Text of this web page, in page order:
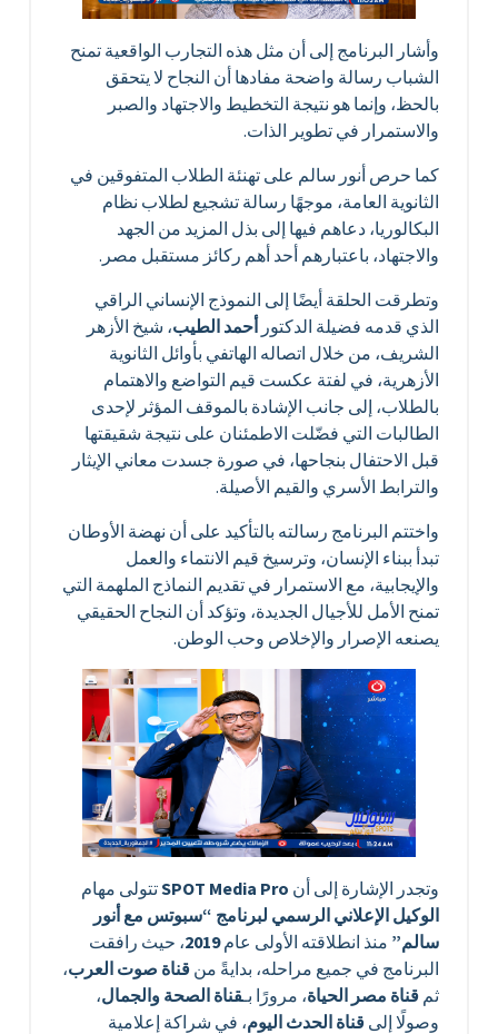
وأشار البرنامج إلى أن مثل هذه التجارب الواقعية تمنح
الشباب رسالة واضحة مفادها أن النجاح لا يتحقق
بالحظ، وإنما هو نتيجة التخطيط والاجتهاد والصبر
والاستمرار في تطوير الذات.
كما حرص أنور سالم على تهنئة الطلاب المتفوقين في
الثانوية العامة، موجهًا رسالة تشجيع لطلاب نظام
البكالوريا، دعاهم فيها إلى بذل المزيد من الجهد
والاجتهاد، باعتبارهم أحد أهم ركائز مستقبل مصر.
وتطرقت الحلقة أيضًا إلى النموذج الإنساني الراقي
الذي قدمه فضيلة الدكتور أحمد الطيب، شيخ الأزهر
الشريف، من خلال اتصاله الهاتفي بأوائل الثانوية
الأزهرية، في لفتة عكست قيم التواضع والاهتمام
بالطلاب، إلى جانب الإشادة بالموقف المؤثر لإحدى
الطالبات التي فضّلت الاطمئنان على نتيجة شقيقتها
قبل الاحتفال بنجاحها، في صورة جسدت معاني الإيثار
والترابط الأسري والقيم الأصيلة.
واختتم البرنامج رسالته بالتأكيد على أن نهضة الأوطان
تبدأ ببناء الإنسان، وترسيخ قيم الانتماء والعمل
والإيجابية، مع الاستمرار في تقديم النماذج الملهمة التي
تمنح الأمل للأجيال الجديدة، وتؤكد أن النجاح الحقيقي
يصنعه الإصرار والإخلاص وحب الوطن.
وتجدر الإشارة إلى أنSPOT Media Proتتولى مهام
الوكيل الإعلاني الرسمي لبرنامج “سبوتس مع أنور
سالم”منذ انطلاقته الأولى عام2019، حيث رافقت
البرنامج في جميع مراحله، بدايةً منقناة صوت العرب،
ثمقناة مصر الحياة، مرورًا بـ قناة الصحة والجمال،
وصولًا إلى قناة الحدث اليوم، في شراكة إعلامية